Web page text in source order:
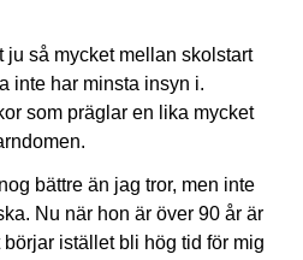
ju så mycket mellan skolstart
inte har minsta insyn i.
som präglar en lika mycket
bättre än jag tror, men inte
Nu när hon är över 90 år är
istället bli hög tid för mig